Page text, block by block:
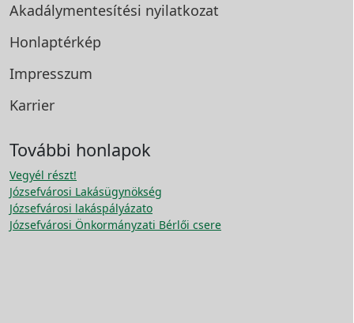
Akadálymentesítési nyilatkozat
Honlaptérkép
Impresszum
Karrier
További honlapok
Vegyél részt!
Józsefvárosi Lakásügynökség
Józsefvárosi lakáspályázato
Józsefvárosi Önkormányzati Bérlői csere